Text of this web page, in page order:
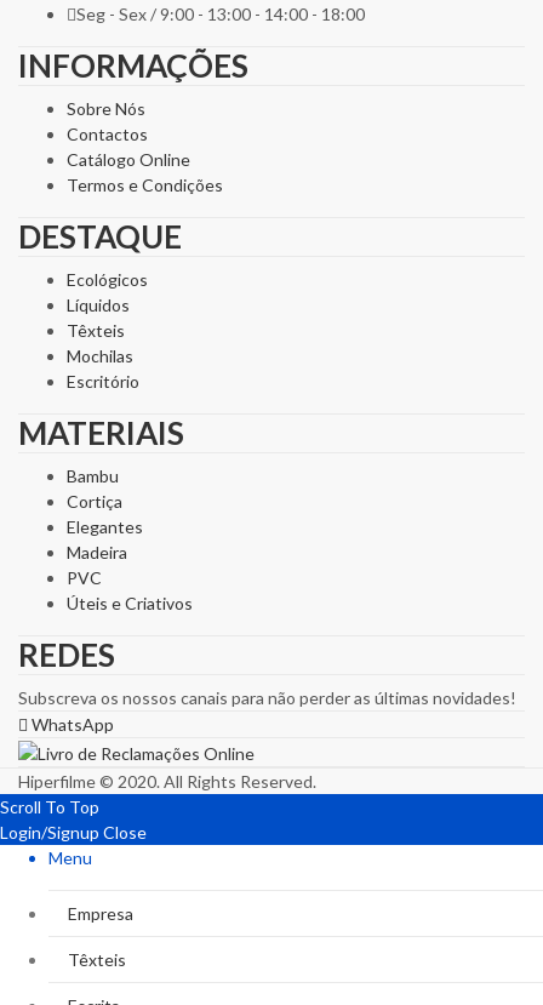
Seg - Sex / 9:00 - 13:00 - 14:00 - 18:00
INFORMAÇÕES
Sobre Nós
Contactos
Catálogo Online
Termos e Condições
DESTAQUE
Ecológicos
Líquidos
Têxteis
Mochilas
Escritório
MATERIAIS
Bambu
Cortiça
Elegantes
Madeira
PVC
Úteis e Criativos
REDES
Subscreva os nossos canais para não perder as últimas novidades!
WhatsApp
Hiperfilme © 2020. All Rights Reserved.
Scroll To Top
Login/Signup Close
Menu
Empresa
Têxteis